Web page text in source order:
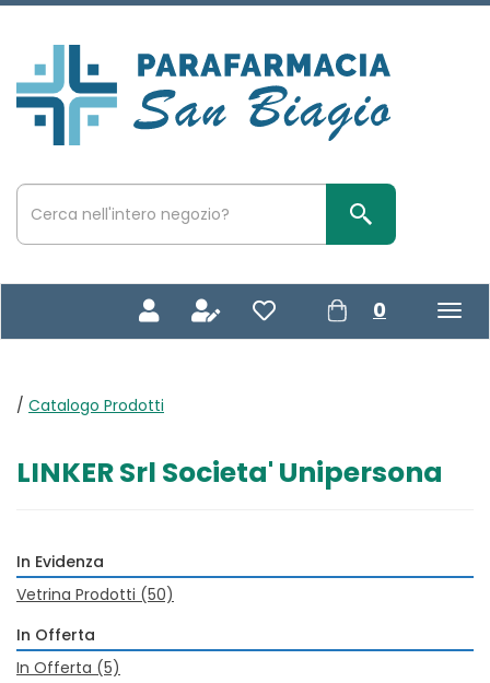
Passa
principale
San
Biagio
Cerca
Prodotto
Cerca Prodotto
0 prodotti
inseriti
/ Catalogo Prodotti
LINKER Srl Societa' Unipersona
In Evidenza
Vetrina Prodotti (50)
In Offerta
In Offerta (5)